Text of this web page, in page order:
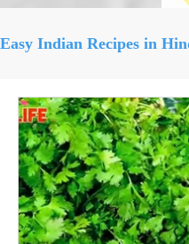
Easy Indian Recipes in
Dairy Product
अचार - चटनी